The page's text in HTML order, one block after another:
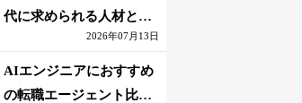
代に求められる人材と
は？「代替されない人」
の条件
2026年07月13日
AIエンジニアにおすすめ
の転職エージェント比較